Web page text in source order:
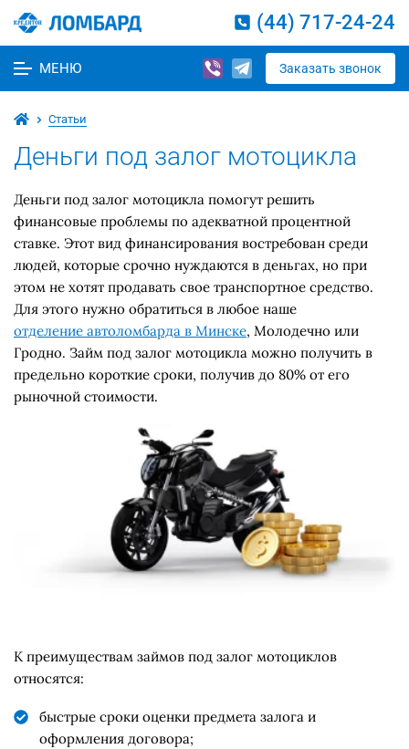
(44) 717-24-24
МЕНЮ Заказать звонок
Статьи
Деньги под залог мотоцикла
Деньги под залог мотоцикла помогут решить
финансовые проблемы по адекватной процентной
ставке. Этот вид финансирования востребован среди
людей, которые срочно нуждаются в деньгах, но при
этом не хотят продавать свое транспортное средство.
Для этого нужно обратиться в любое наше
отделение автоломбарда в Минске, Молодечно или
Гродно. Займ под залог мотоцикла можно получить в
предельно короткие сроки, получив до 80% от его
рыночной стоимости.
К преимуществам займов под залог мотоциклов
относятся:
быстрые сроки оценки предмета залога и
оформления договора;